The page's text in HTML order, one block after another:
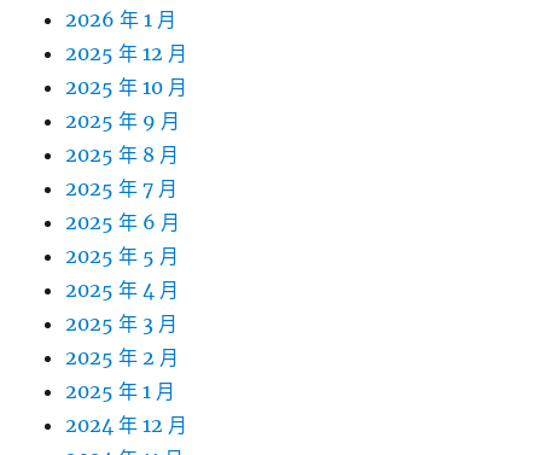
2026 年 1 月
2025 年 12 月
2025 年 10 月
2025 年 9 月
2025 年 8 月
2025 年 7 月
2025 年 6 月
2025 年 5 月
2025 年 4 月
2025 年 3 月
2025 年 2 月
2025 年 1 月
2024 年 12 月